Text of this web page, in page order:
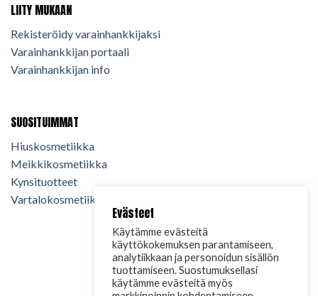
LIITY MUKAAN
Rekisteröidy varainhankkijaksi
Varainhankkijan portaali
Varainhankkijan info
SUOSITUIMMAT
Hiuskosmetiikka
Meikkikosmetiikka
Kynsituotteet
Vartalokosmetiikka
Evästeet
Käytämme evästeitä
käyttökokemuksen parantamiseen,
analytiikkaan ja personoidun sisällön
tuottamiseen. Suostumuksellasi
käytämme evästeitä myös